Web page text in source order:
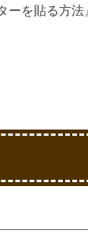
ーを貼る方